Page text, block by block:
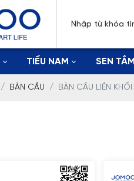
TIỂU NAM SEN TẮM
BÀN CẦU BÀN CẦU LIỀN KHỐI